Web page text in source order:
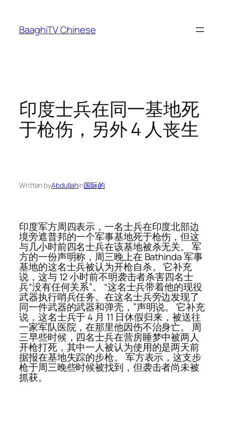
content
BaaghiTV Chinese
印度士兵在同一基地死
于枪伤，另外 4 人丧生
Written byAbdullahin国际的
印度军方周四表示，一名士兵在印度北部边
境旁遮普邦的一个军事基地死于枪伤，但这
与几小时前四名士兵在该基地被杀无关。 军
方的一份声明称，周三晚上在 Bathinda 军事
基地的这名士兵被认为开枪自杀。 它补充
说，这与 12 小时前不明袭击者杀害四名士
兵“没有任何关系”。 “这名士兵带着他的现役
武器执行哨兵任务。在这名士兵旁边发现了
同一件武器的武器和弹壳，”声明说。 它补充
说，这名士兵于 4 月 11 日休假归来，被送往
一家军队医院，在那里他因伤不治身亡。 周
三早些时候，四名士兵在营房睡梦中被两人
开枪打死，其中一人被认为使用的是两天前
据报在基地失踪的步枪。 军方表示，这支步
枪于周三晚些时候被找到，但袭击者尚未被
抓获。